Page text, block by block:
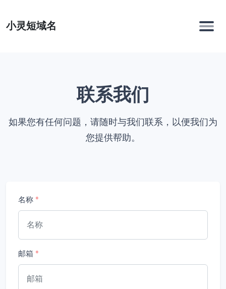
小灵短域名
联系我们
如果您有任何问题，请随时与我们联系，以便我们为
您提供帮助。
名称 *
邮箱 *